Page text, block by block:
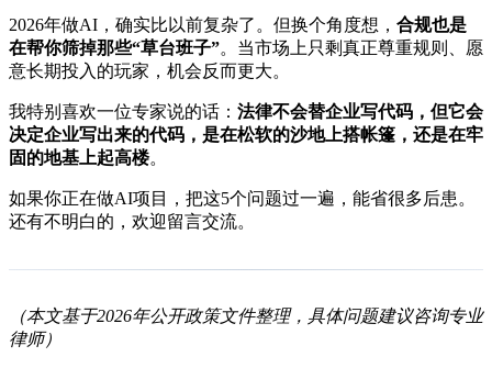
2026年做AI，确实比以前复杂了。但换个角度想， 合规也是
在帮你筛掉那些“草台班子”。当市场上只剩真正尊重规则、愿
意长期投入的玩家，机会反而更大。
我特别喜欢一位专家说的话： 法律不会替企业写代码，但它会
决定企业写出来的代码，是在松软的沙地上搭帐篷，还是在牢
固的地基上起高楼。
如果你正在做AI项目，把这5个问题过一遍，能省很多后患。
还有不明白的，欢迎留言交流。
（本文基于2026年公开政策文件整理，具体问题建议咨询专业
律师）